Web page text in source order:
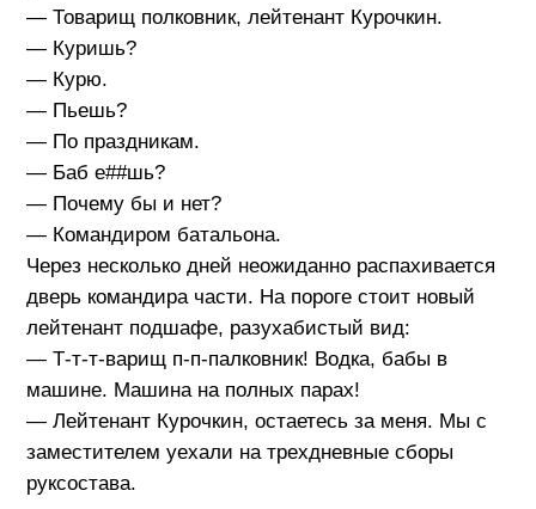
— Товарищ полковник, лейтенант Курочкин.
— Куришь?
— Курю.
— Пьешь?
— По праздникам.
— Баб е##шь?
— Почему бы и нет?
— Командиром батальона.
Через несколько дней неожиданно распахивается
дверь командира части. На пороге стоит новый
лейтенант подшафе, разухабистый вид:
— Т-т-т-варищ п-п-палковник! Водка, бабы в
машине. Машина на полных парах!
— Лейтенант Курочкин, остаетесь за меня. Мы с
заместителем уехали на трехдневные сборы
руксостава.